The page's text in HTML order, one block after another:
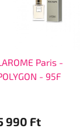
Paris -
- 95F
990 Ft